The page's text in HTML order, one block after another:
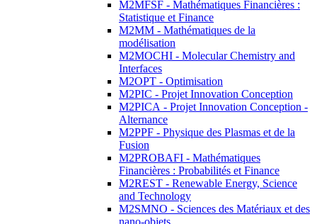
M2MFSF - Mathématiques Financières :
Statistique et Finance
M2MM - Mathématiques de la
modélisation
M2MOCHI - Molecular Chemistry and
Interfaces
M2OPT - Optimisation
M2PIC - Projet Innovation Conception
M2PICA - Projet Innovation Conception -
Alternance
M2PPF - Physique des Plasmas et de la
Fusion
M2PROBAFI - Mathématiques
Financières : Probabilités et Finance
M2REST - Renewable Energy, Science
and Technology
M2SMNO - Sciences des Matériaux et des
nano-objets